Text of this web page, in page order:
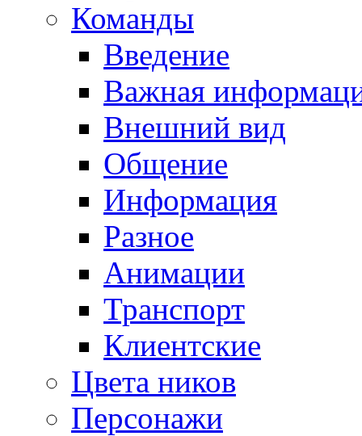
Команды
Введение
Важная
Внешний вид
Общение
Информация
Разное
Анимации
Транспорт
Клиентские
Цвета ников
Персонажи